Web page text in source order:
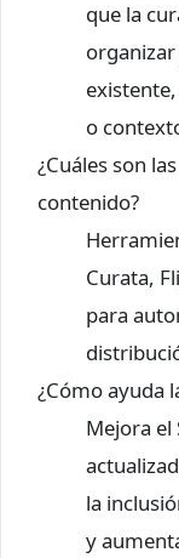
que la
o
¿Cuáles son
contenido?
Curata,
para
¿Cómo ayuda
Mejora el
la
y